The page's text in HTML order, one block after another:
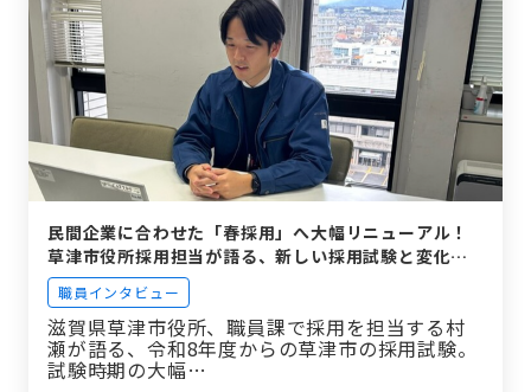
民間企業に合わせた「春採用」へ大幅リニューアル！
草津市役所採用担当が語る、新しい採用試験と変化を
恐れない組織の魅力と
職員インタビュー
滋賀県草津市役所、職員課で採用を担当する村
瀬が語る、令和8年度からの草津市の採用試験。
試験時期の大幅…